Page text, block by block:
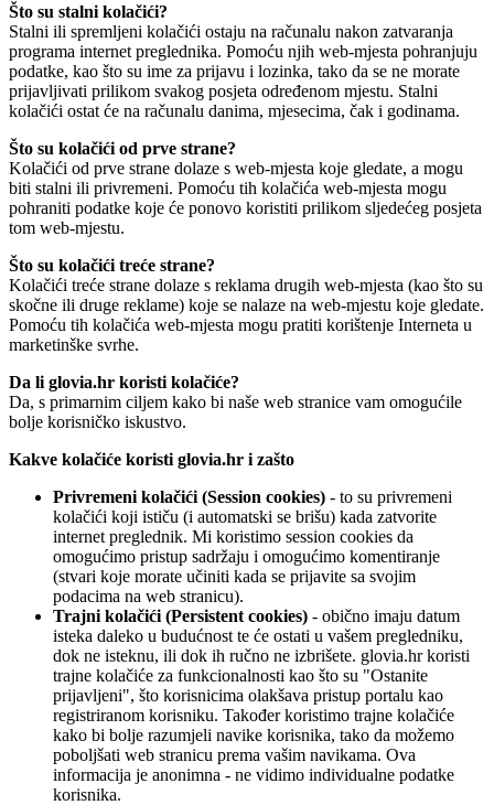
Što su stalni kolačići?
Stalni ili spremljeni kolačići ostaju na računalu nakon zatvaranja
programa internet preglednika. Pomoću njih web-mjesta pohranjuju
podatke, kao što su ime za prijavu i lozinka, tako da se ne morate
prijavljivati prilikom svakog posjeta određenom mjestu. Stalni
kolačići ostat će na računalu danima, mjesecima, čak i godinama.
Što su kolačići od prve strane?
Kolačići od prve strane dolaze s web-mjesta koje gledate, a mogu
biti stalni ili privremeni. Pomoću tih kolačića web-mjesta mogu
pohraniti podatke koje će ponovo koristiti prilikom sljedećeg posjeta
tom web-mjestu.
Što su kolačići treće strane?
Kolačići treće strane dolaze s reklama drugih web-mjesta (kao što su
skočne ili druge reklame) koje se nalaze na web-mjestu koje gledate.
Pomoću tih kolačića web-mjesta mogu pratiti korištenje Interneta u
marketinške svrhe.
Da li glovia.hr koristi kolačiće?
Da, s primarnim ciljem kako bi naše web stranice vam omogućile
bolje korisničko iskustvo.
Kakve kolačiće koristi glovia.hr i zašto
Privremeni kolačići (Session cookies) - to su privremeni
kolačići koji ističu (i automatski se brišu) kada zatvorite
internet preglednik. Mi koristimo session cookies da
omogućimo pristup sadržaju i omogućimo komentiranje
(stvari koje morate učiniti kada se prijavite sa svojim
podacima na web stranicu).
Trajni kolačići (Persistent cookies) - obično imaju datum
isteka daleko u budućnost te će ostati u vašem pregledniku,
dok ne isteknu, ili dok ih ručno ne izbrišete. glovia.hr koristi
trajne kolačiće za funkcionalnosti kao što su "Ostanite
prijavljeni", što korisnicima olakšava pristup portalu kao
registriranom korisniku. Također koristimo trajne kolačiće
kako bi bolje razumjeli navike korisnika, tako da možemo
poboljšati web stranicu prema vašim navikama. Ova
informacija je anonimna - ne vidimo individualne podatke
korisnika.